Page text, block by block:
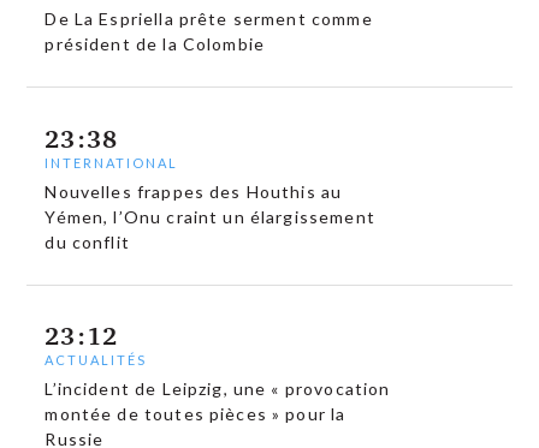
De La Espriella prête serment comme
président de la Colombie
23:38
INTERNATIONAL
Nouvelles frappes des Houthis au
Yémen, l’Onu craint un élargissement
du conflit
23:12
ACTUALITÉS
L’incident de Leipzig, une « provocation
montée de toutes pièces » pour la
Russie